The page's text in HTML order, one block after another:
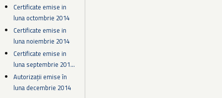
Certificate emise in
luna octombrie 2014
Certificate emise in
luna noiembrie 2014
Certificate emise in
luna septembrie 201...
Autorizații emise în
luna decembrie 2014